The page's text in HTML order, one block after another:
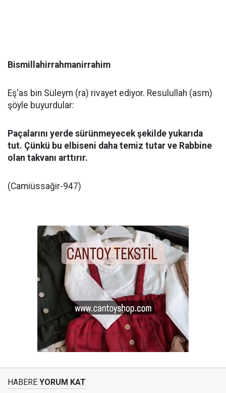
Bismillahirrahmanirrahim
Eş'as bin Süleym (ra) rivayet ediyor. Resulullah (asm)
şöyle buyurdular:
Paçalarını yerde sürünmeyecek şekilde yukarıda
tut. Çünkü bu elbiseni daha temiz tutar ve Rabbine
olan takvanı arttırır.
(Camiüssağir-947)
HABERE YORUM KAT